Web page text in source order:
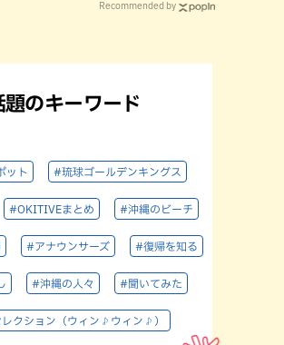
Recommended by
のキーワード
ット #琉球ゴールデンキングス
#OKITIVEまとめ #沖縄のビーチ
#アナウンサーズ #復帰を知る
#沖縄の人々 #聞いてみた
クション（ウィン♪ウィン♪）